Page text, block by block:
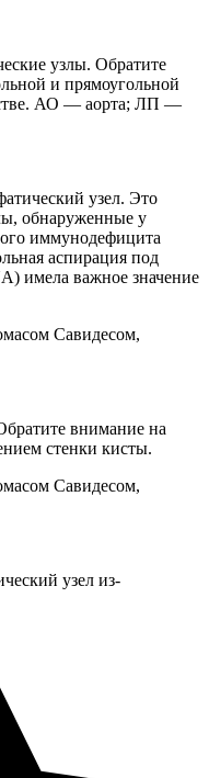
узлы. Обратите
и прямоугольной
АО — аорта; ЛП —
узел. Это
обнаруженные у
иммунодефицита
аспирация под
имела важное значение
Савидесом,
внимание на
стенки кисты.
Савидесом,
узел из-